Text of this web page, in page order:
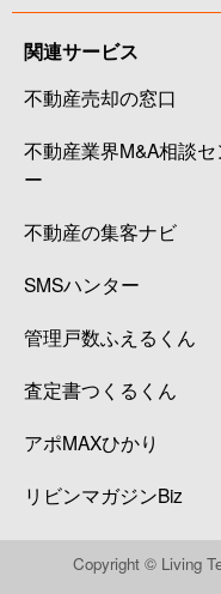
関連サービス
不動産売却の窓口
不動産業界M&A相談セ
ー
不動産の集客ナビ
SMSハンター
管理戸数ふえるくん
査定書つくるくん
アポMAXひかり
リビンマガジンBiz
Copyright © Living